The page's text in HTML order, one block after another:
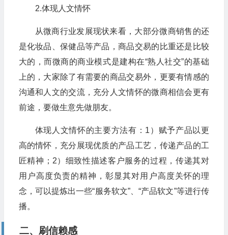
2.体现人文情怀
从微商行业发展现状来看，大部分微商销售的还
是化妆品、保健品等产品，商品交易的比重还是比较
大的，而微商的商业模式是建构在“熟人社交”的基础
上的，大家除了有需要的商品交易外，更要有情感的
沟通和人文的交流，充分人文情怀的微商相信会更有
前途，要做生意先做朋友。
体现人文情怀的主要方法有：1）赋予产品以更
高的情怀，充分展现优质的产品工艺，传递产品的工
匠精神；2）细致性描述客户服务的过程，传递其对
用户高度负责的精神，彰显其对用户高度关怀的理
念，可以提炼出一些“服务软文”、“产品软文”等进行传
播。
二、刷信赖感